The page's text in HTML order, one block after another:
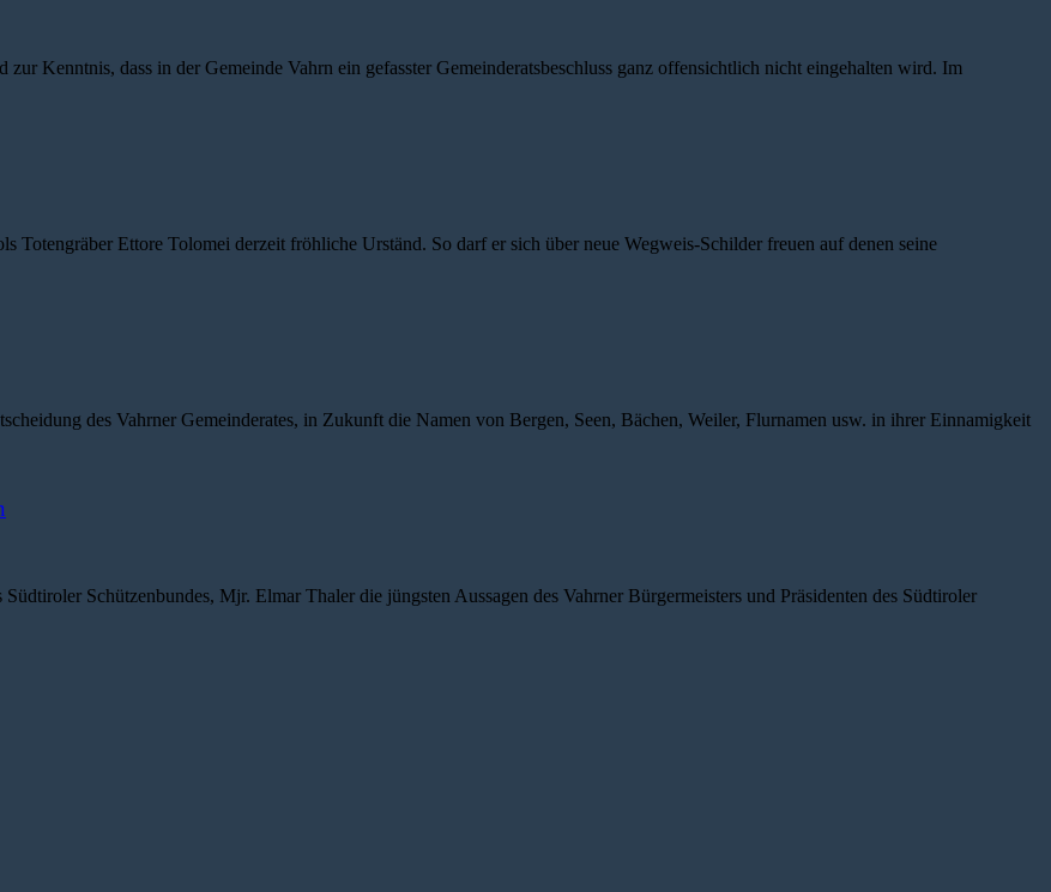
Kenntnis, dass in der Gemeinde Vahrn ein gefasster Gemeinderatsbeschluss ganz offensichtlich nicht eingehalten wird. Im
Ettore Tolomei derzeit fröhliche Urständ. So darf er sich über neue Wegweis-Schilder freuen auf denen seine
des Vahrner Gemeinderates, in Zukunft die Namen von Bergen, Seen, Bächen, Weiler, Flurnamen usw. in ihrer Einnamigkeit
Schützenbundes, Mjr. Elmar Thaler die jüngsten Aussagen des Vahrner Bürgermeisters und Präsidenten des Südtiroler